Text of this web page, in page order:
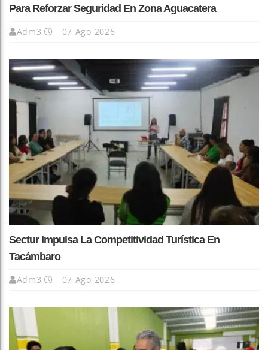
Para Reforzar Seguridad En Zona Aguacatera
Adm3 07 Ago 2026
Sectur Impulsa La Competitividad Turística En
Tacámbaro
Adm3 07 Ago 2026